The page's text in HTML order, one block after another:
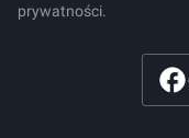
prywatności.